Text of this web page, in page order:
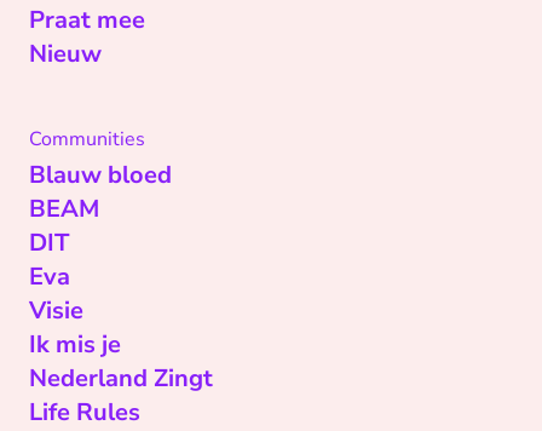
Praat mee
Nieuw
Communities
Blauw bloed
BEAM
DIT
Eva
Visie
Ik mis je
Nederland Zingt
Life Rules